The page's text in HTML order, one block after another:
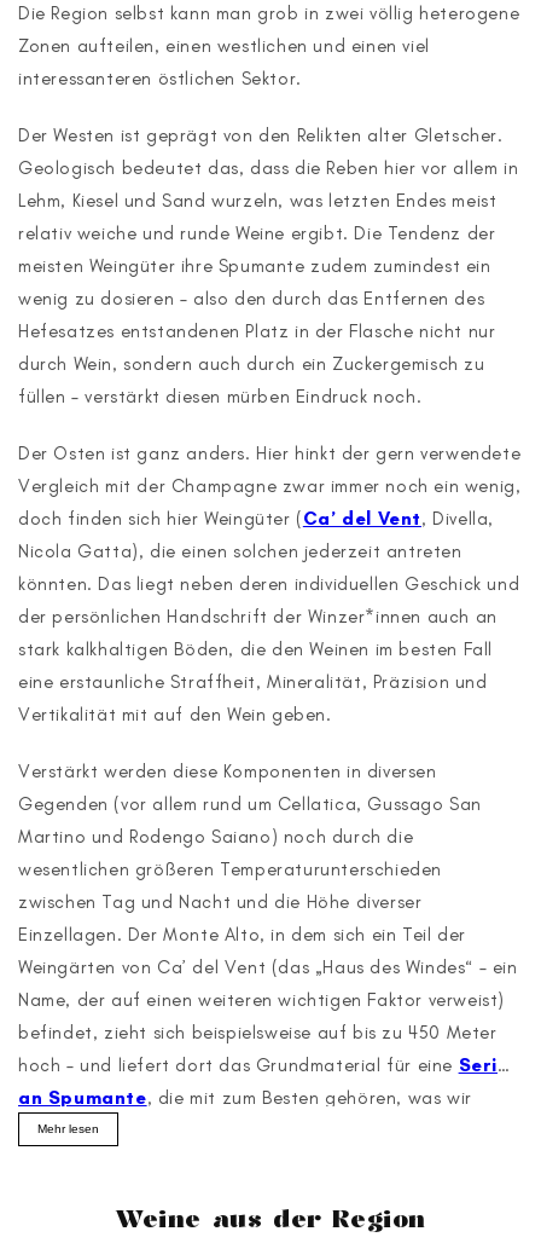
Die Region selbst kann man grob in zwei völlig heterogene
Zonen aufteilen, einen westlichen und einen viel
interessanteren östlichen Sektor.
Der Westen ist geprägt von den Relikten alter Gletscher.
Geologisch bedeutet das, dass die Reben hier vor allem in
Lehm, Kiesel und Sand wurzeln, was letzten Endes meist
relativ weiche und runde Weine ergibt. Die Tendenz der
meisten Weingüter ihre Spumante zudem zumindest ein
wenig zu dosieren – also den durch das Entfernen des
Hefesatzes entstandenen Platz in der Flasche nicht nur
durch Wein, sondern auch durch ein Zuckergemisch zu
füllen – verstärkt diesen mürben Eindruck noch.
Der Osten ist ganz anders. Hier hinkt der gern verwendete
Vergleich mit der Champagne zwar immer noch ein wenig,
doch finden sich hier Weingüter (Ca’ del Vent, Divella,
Nicola Gatta), die einen solchen jederzeit antreten
könnten. Das liegt neben deren individuellen Geschick und
der persönlichen Handschrift der Winzer*innen auch an
stark kalkhaltigen Böden, die den Weinen im besten Fall
eine erstaunliche Straffheit, Mineralität, Präzision und
Vertikalität mit auf den Wein geben.
Verstärkt werden diese Komponenten in diversen
Gegenden (vor allem rund um Cellatica, Gussago San
Martino und Rodengo Saiano) noch durch die
wesentlichen größeren Temperaturunterschieden
zwischen Tag und Nacht und die Höhe diverser
Einzellagen. Der Monte Alto, in dem sich ein Teil der
Weingärten von Ca’ del Vent (das „Haus des Windes“ – ein
Name, der auf einen weiteren wichtigen Faktor verweist)
befindet, zieht sich beispielsweise auf bis zu 450 Meter
hoch – und liefert dort das Grundmaterial für eine Serie
an Spumante, die mit zum Besten gehören, was wir
jemals in Sachen Schaumwein im Glas hatten.
Mehr lesen
Weine aus der Region